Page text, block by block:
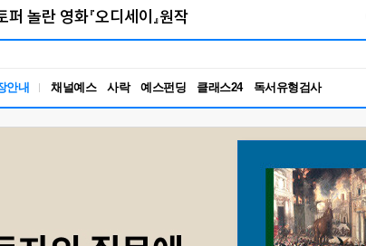
안내 채널예스 사락 예스펀딩 클래스24
RBTI Lab
독서유형검사